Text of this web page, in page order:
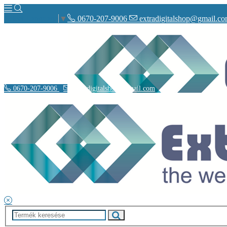
▼ 0670-207-9006
Rólunk
Elérhetőségeink
Vásárlás
Szállítás
Adatvédelmi nyilatkozat
Á.SZ.F.
0670-207-9006 extradigitalshop@gmail.com